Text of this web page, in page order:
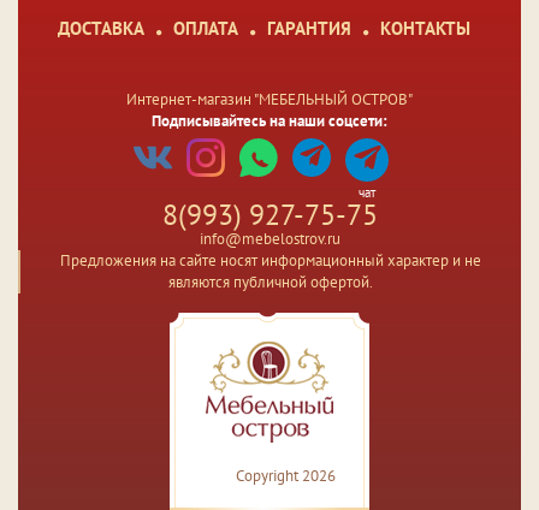
ДОСТАВКА ОПЛАТА ГАРАНТИЯ КОНТАКТЫ
Интернет-магазин "МЕБЕЛЬНЫЙ ОСТРОВ"
Подписывайтесь на наши соцсети:
чат
8(993) 927-75-75
info@mebelostrov.ru
Предложения на сайте носят информационный характер и не
являются публичной офертой.
Copyright 2026